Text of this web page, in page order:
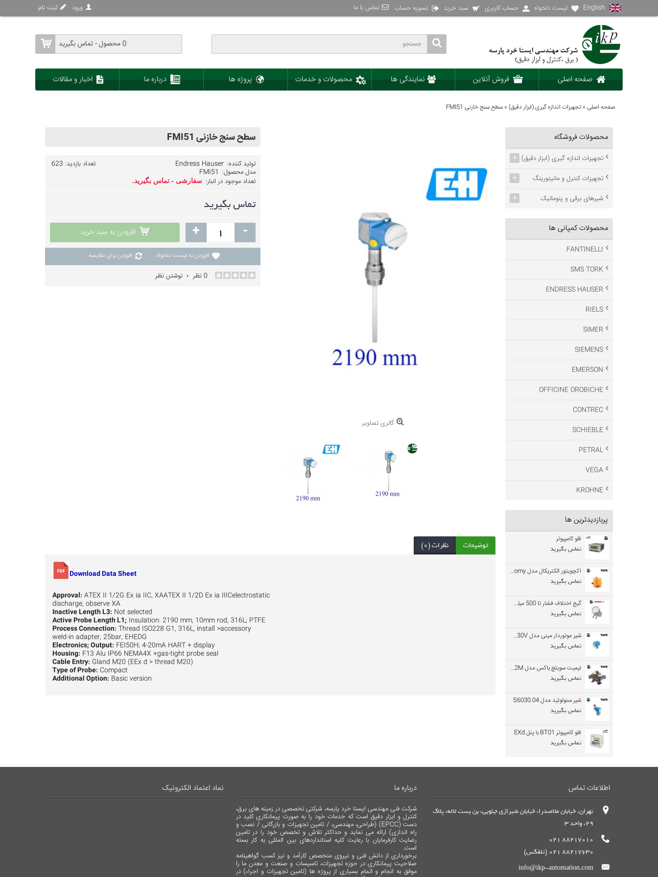
English لیست دلخواه حساب کاربری سبد خرید تسویه حساب تماس با ما ورود ثبت نام
0 محصول - تماس بگیرید
صفحه اصلی فروش آنلاین نمایندگی ها محصولات و خدمات پروژه ها درباره ما اخبار و مقالات
صفحه اصلی » تجهیزات اندازه گیری (ابزار دقیق) » سطح سنج خازنی FMI51
محصولات فروشگاه
تجهیزات اندازه گیری (ابزار دقیق) +
تجهیزات کنترل و مانیتورینگ +
شیرهای برقی و پنوماتیک +
محصولات کمپانی ها
FANTINELLI
SMS TORK
ENDRESS HAUSER
RIELS
SIMER
SIEMENS
EMERSON
OFFICINE OROBICHE
CONTREC
SCHIEBLE
PETRAL
VEGA
KROHNE
پربازدیدترین ها
فلو کامپیوتر
تماس بگیرید
اکچویتور الکتریکال مدل REA 60 Economy
تماس بگیرید
گیج اختلاف فشار تا 500 میلی بار
تماس بگیرید
شیر موتوردار مینی مدل RMEA-025-230V
تماس بگیرید
لیمیت سویئچ باکس مدل LS20.2M
تماس بگیرید
شیر سنولوئید مدل S6030.04
تماس بگیرید
فلو کامپیوتر BT01 با پنل EXd
تماس بگیرید
گالری تصاویر
سطح سنج خازنی FMI51
تعداد بازدید: 623 تولید کننده: Endress Hauser
مدل محصول: FMI51
تعداد موجود در انبار: سفارشی - تماس بگیرید.
تماس بگیرید
-
+ افزودن به سبد خرید
افزودن به لیست دلخواه افزودن برای مقایسه
0 نظر • نوشتن نظر
توضیحات نظرات (0)
Approval: ATEX II 1/2G Ex ia IIC, XAATEX II 1/2D Ex ia IIICelectrostatic
discharge, observe XA
Inactive Length L3: Not selected
Active Probe Length L1; Insulation: 2190 mm, 10mm rod, 316L; PTFE
Process Connection: Thread ISO228 G1, 316L, install >accessory
weld-in adapter, 25bar, EHEDG
Electronics; Output: FEI50H; 4-20mA HART + display
Housing: F13 Alu IP66 NEMA4X +gas-tight probe seal
Cable Entry: Gland M20 (EEx d > thread M20)
Type of Probe: Compact
Additional Option: Basic version
اطلاعات تماس
تهران، خیابان ملاصدرا، خیابان شیرازی جنوبی، بن بست لاله، پلاک
29، واحد 3
88217010 021
88217630 021 (تلفکس)
info@ikp-automation.com
درباره ما
شرکت فنی مهندسی ایستا خرد پارسه، شرکتی تخصصی در زمینه های برق،
کنترل و ابزار دقیق است که خدمات خود را به صورت پیمانکاری کلید در
دست (EPCC) (طراحی، مهندسی، / تامین تجهیزات و بازرگانی / نصب و
راه اندازی) ارائه می نماید و حداکثر تلاش و تخصص خود را در تامین
رضایت کارفرمایان با رعایت کلیه استانداردهای بین المللی به کار بسته
است.
برخورداری از دانش فنی و نیروی متخصص کارآمد و نیز کسب گواهینامه
صلاحیت پیمانکاری در حوزه تجهیزات، تاسیسات و صنعت و معدن ما را
موفق به انجام و اتمام بسیاری از پروژه ها (تامین تجهیزات و اجراء) در
نماد اعتماد الکترونیک